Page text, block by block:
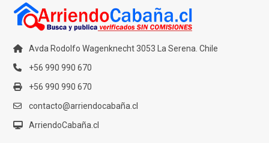
Avda Rodolfo Wagenknecht 3053 La Serena. Chile
+56 990 990 670
+56 990 990 670
contacto@arriendocabaña.cl
ArriendoCabaña.cl